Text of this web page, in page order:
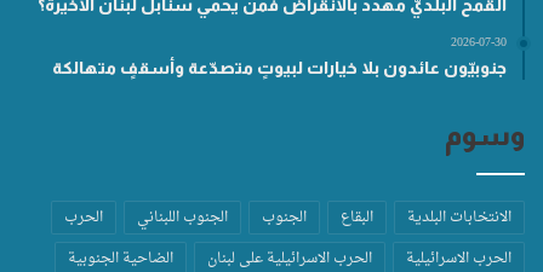
القمح البلديّ مهدد بالانقراض فمن يحمي سنابل لبنان الأخيرة؟
2026-07-30
جنوبيّون عائدون بلا خيارات لبيوتٍ متصدّعة وأسقفٍ متهالكة
وسوم
الانتخابات البلدية البقاع الجنوب الجنوب اللبناني
الحرب
الحرب الاسرائيلية
الحرب الاسرائيلية على لبنان
الضاحية الجنوبية